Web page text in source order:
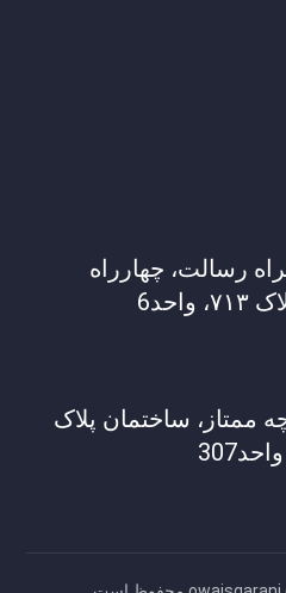
رسالت، چهارراه
ممتاز، ساختمان پلاک